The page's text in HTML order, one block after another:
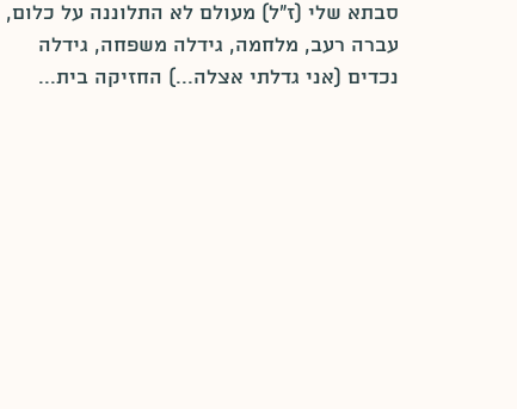
סבתא שלי (ז"ל) מעולם לא התלוננה על כלום,
עברה רעב, מלחמה, גידלה משפחה, גידלה
נכדים (אני גדלתי אצלה...) החזיקה בית...